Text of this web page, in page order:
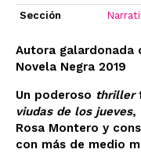
Sección
Autora galardonada
Novela Negra 2019
Un poderoso thriller
viudas de los jueves,
Rosa Montero y
con más de medio